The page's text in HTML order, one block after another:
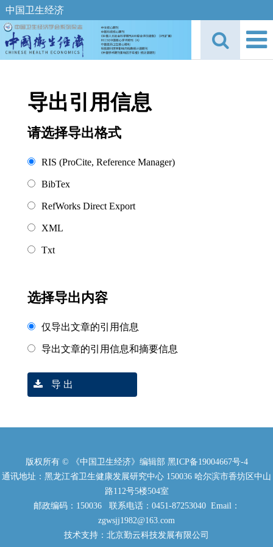
中国卫生经济
导出引用信息
请选择导出格式
RIS (ProCite, Reference Manager)
BibTex
RefWorks Direct Export
XML
Txt
选择导出内容
仅导出文章的引用信息
导出文章的引用信息和摘要信息
导 出
版权所有 © 《中国卫生经济》编辑部 黑ICP备19004667号-4
通讯地址：黑龙江省卫生健康发展研究中心 150036 哈尔滨市香坊区中山
路112号5楼504室
邮政编码：150036 联系电话：0451-87253040 Email：
zgwsjj1982@163.com
技术支持：北京勤云科技发展有限公司